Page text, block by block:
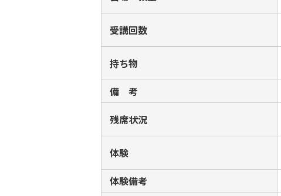
受講回数
持ち物
備 考
残席状況
体験
体験備考